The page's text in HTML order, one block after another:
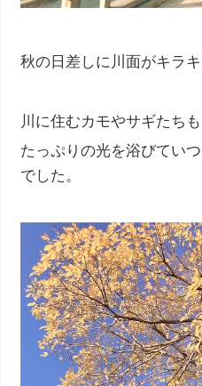
秋の日差しに川面がキラキ
川に住むカモやサギたちも
たっぷりの光を浴びてい
でした。